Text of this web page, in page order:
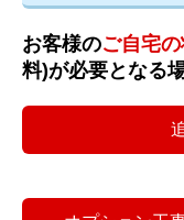
お客様のご自宅
料)が必要となる